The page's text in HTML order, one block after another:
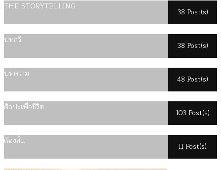
THE STORYTELLING
38 Post(s)
บทกวี
38 Post(s)
บทความ
48 Post(s)
ศิลปะเพื่อชีวิต
103 Post(s)
เรื่องสั้น
11 Post(s)